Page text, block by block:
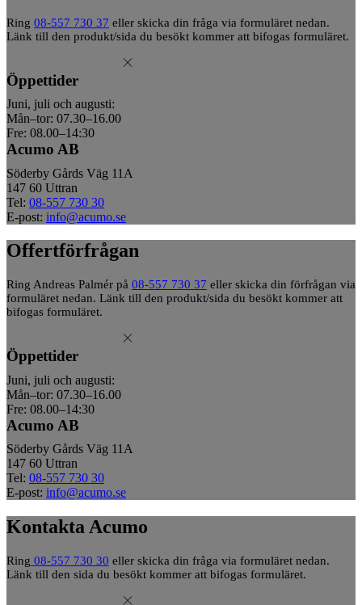
Ring 08-557 730 37 eller skicka din fråga via formuläret nedan.
Länk till den produkt/sida du besökt kommer att bifogas formuläret.
Öppettider
Juni, juli och augusti:
Mån–tor: 07.30–16.00
Fre: 08.00–14:30
Acumo AB
Söderby Gårds Väg 11A
147 60 Uttran
Tel: 08-557 730 30
E-post: info@acumo.se
Offertförfrågan
Ring Andreas Palmér på 08-557 730 37 eller skicka din förfrågan via
formuläret nedan. Länk till den produkt/sida du besökt kommer att
bifogas formuläret.
Öppettider
Juni, juli och augusti:
Mån–tor: 07.30–16.00
Fre: 08.00–14:30
Acumo AB
Söderby Gårds Väg 11A
147 60 Uttran
Tel: 08-557 730 30
E-post: info@acumo.se
Kontakta Acumo
Ring 08-557 730 30 eller skicka din fråga via formuläret nedan.
Länk till den sida du besökt kommer att bifogas formuläret.